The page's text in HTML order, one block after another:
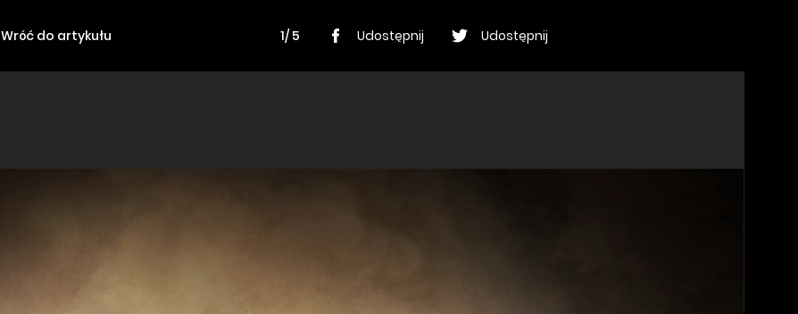
Wróć do artykułu 1/ 5 Udostępnij Udostępnij